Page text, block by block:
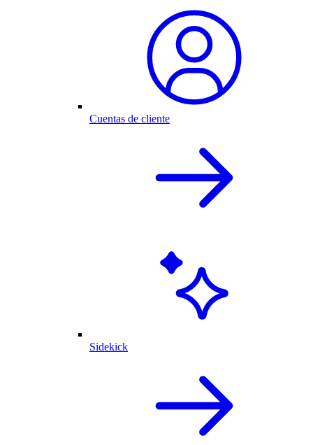
Cuentas de cliente
Sidekick